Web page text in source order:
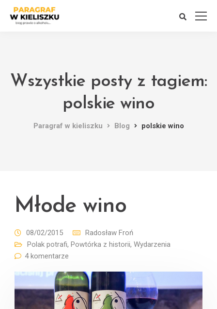
Wszystkie posty z tagiem:
polskie wino
Paragraf w kieliszku Blog polskie wino
Młode wino
08/02/2015
Radosław Froń
Polak potrafi, Powtórka z historii, Wydarzenia
4 komentarze